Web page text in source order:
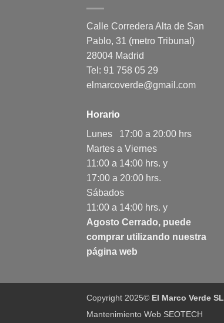
Calle Corredera Alta de San
Pablo, 31 (metro Tribunal)
28004 Madrid
Tel: 91 758 05 29
elmarcoverde@gmail.com
Horario
Lunes 17:00 a 20:00 hrs
Martes a Viernes
11:00 a 14:00 hrs. y
17:00 a 20:00 hrs.
Sábados
11:00 a 14:00 hrs. y
Agosto Cerrado, puede
comprar utilizando nuestra
página web
Copyright 2025© El Marco Verde SL
Mantenimiento Web SEOTECH